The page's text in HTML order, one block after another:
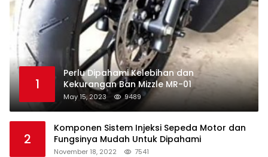
1
Perlu Dipahami Kelebihan dan
Kekurangan Ban Mizzle MR-01
May 15, 2023 9489
2
Komponen Sistem Injeksi Sepeda Motor dan
Fungsinya Mudah Untuk Dipahami
November 18, 2022 7541